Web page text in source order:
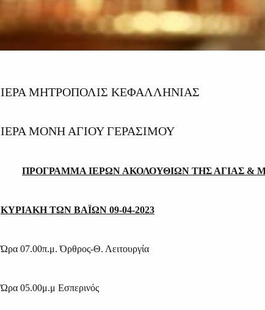
ΙΕΡΑ ΜΗΤΡΟΠΟΛΙΣ ΚΕΦΑΛΛΗΝΙΑΣ
ΙΕΡΑ ΜΟΝΗ ΑΓΙΟΥ ΓΕΡΑΣΙΜΟΥ
ΠΡΟΓΡΑΜΜΑ ΙΕΡΩΝ ΑΚΟΛΟΥΘΙΩΝ ΤΗΣ ΑΓΙΑΣ &
ΚΥΡΙΑΚΗ ΤΩΝ ΒΑΪΩΝ 09-04-2023
Ώρα 07.00π.μ. Όρθρος-Θ. Λειτουργία
Ώρα 05.00μ.μ Εσπερινός